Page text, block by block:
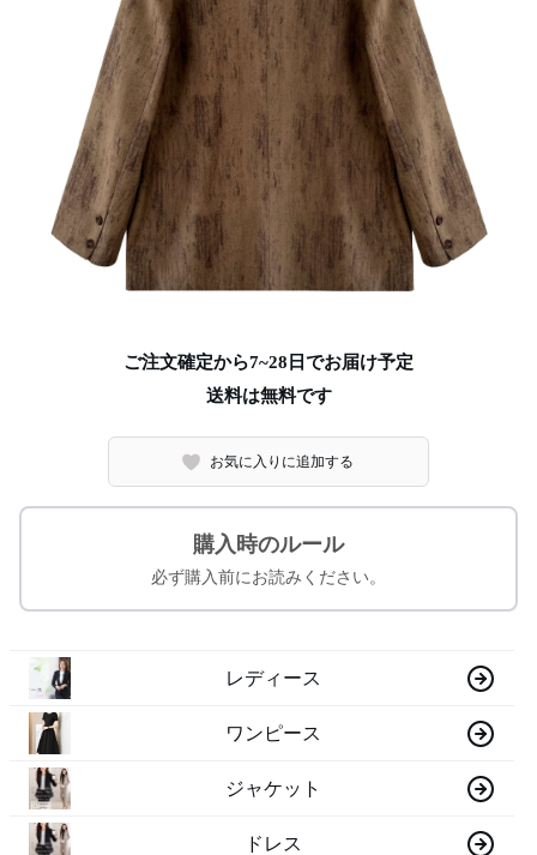
ご注文確定から7~28日でお届け予定
送料は無料です
お気に入りに追加する
購入時のルール
必ず購入前にお読みください。
レディース
ワンピース
ジャケット
ドレス